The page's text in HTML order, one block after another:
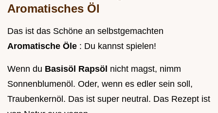
Aromatisches Öl
Das ist das Schöne an selbstgemachten
Aromatische Öle : Du kannst spielen!
Wenn du Basisöl Rapsöl nicht magst, nimm
Sonnenblumenöl. Oder, wenn es edler sein soll,
Traubenkernöl. Das ist super neutral. Das Rezept ist